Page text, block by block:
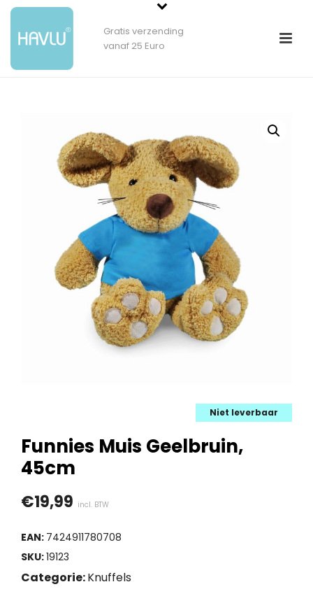
Gratis verzending
vanaf 25 Euro
Niet leverbaar
Funnies Muis Geelbruin,
45cm
€19,99 incl. BTW
EAN: 7424911780708
SKU:19123
Categorie:Knuffels